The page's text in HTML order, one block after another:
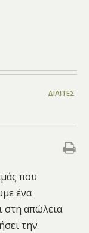
ΔΊΑΙΤΕΣ
που
ένα
στη απώλεια
την